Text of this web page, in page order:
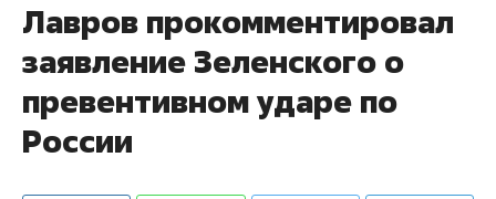
Лавров прокомментировал
заявление Зеленского о
превентивном ударе по
России